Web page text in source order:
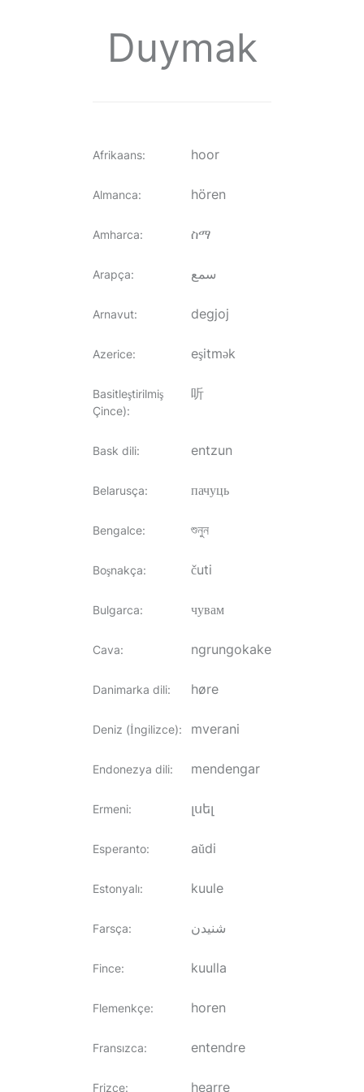
Duymak
Afrikaans: hoor
Almanca: hören
Amharca: ስማ
Arapça: سمع
Arnavut: degjoj
Azerice: eşitmək
Basitleştirilmiş
Çince):
听
Bask dili: entzun
Belarusça: пачуць
Bengalce: শুনুন
Boşnakça: čuti
Bulgarca: чувам
Cava: ngrungokake
Danimarka dili: høre
Deniz (İngilizce): mverani
Endonezya dili: mendengar
Ermeni: լսել
Esperanto: aŭdi
Estonyalı: kuule
Farsça: شنیدن
Fince: kuulla
Flemenkçe: horen
Fransızca: entendre
Frizce: hearre